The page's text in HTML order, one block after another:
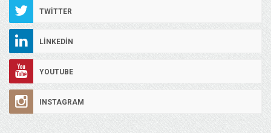
TWITTER
LINKEDIN
YOUTUBE
INSTAGRAM